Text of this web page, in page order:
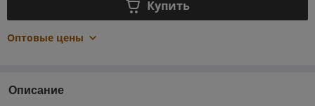
Купить
Оптовые цены
Описание